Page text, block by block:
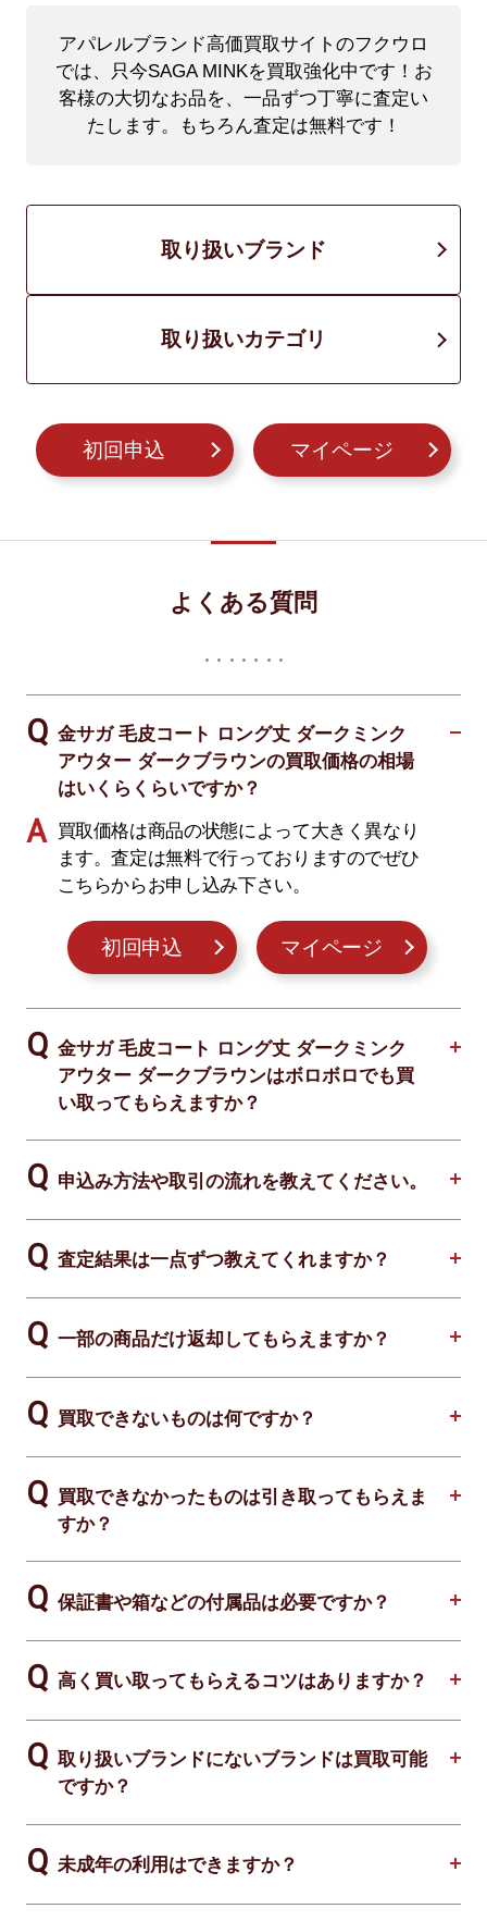
アパレルブランド高価買取サイトのフクウロ
では、只今SAGA MINKを買取強化中です！ お
客様の大切なお品を、一品ずつ丁寧に査定い
たします。もちろん査定は無料です！
取り扱いブランド
取り扱いカテゴリ
初回申込 マイページ
よくある質問
金サガ 毛皮コート ロング丈 ダークミンク
アウター ダークブラウンの買取価格の相場
はいくらくらいですか？
買取価格は商品の状態によって大きく異なり
ます。査定は無料で行っておりますのでぜひ
こちらからお申し込み下さい。
初回申込 マイページ
金サガ 毛皮コート ロング丈 ダークミンク
アウター ダークブラウンはボロボロでも買
い取ってもらえますか？
申込み方法や取引の流れを教えてください。
査定結果は一点ずつ教えてくれますか？
一部の商品だけ返却してもらえますか？
買取できないものは何ですか？
買取できなかったものは引き取ってもらえま
すか？
保証書や箱などの付属品は必要ですか？
高く買い取ってもらえるコツはありますか？
取り扱いブランドにないブランドは買取可能
ですか？
未成年の利用はできますか？